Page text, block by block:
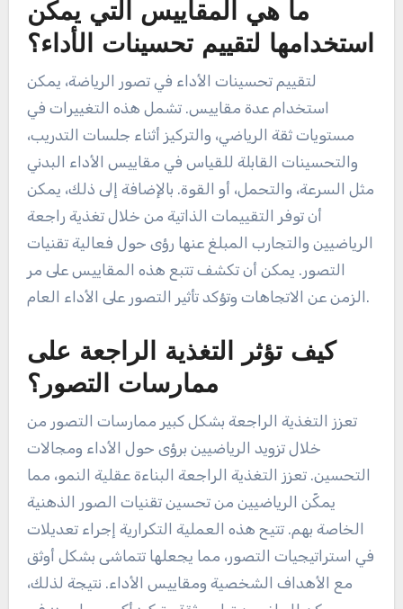
ما هي المقاييس التي يمكن
استخدامها لتقييم تحسينات الأداء؟
لتقييم تحسينات الأداء في تصور الرياضة، يمكن
استخدام عدة مقاييس. تشمل هذه التغييرات في
مستويات ثقة الرياضي، والتركيز أثناء جلسات التدريب،
والتحسينات القابلة للقياس في مقاييس الأداء البدني
مثل السرعة، والتحمل، أو القوة. بالإضافة إلى ذلك، يمكن
أن توفر التقييمات الذاتية من خلال تغذية راجعة
الرياضيين والتجارب المبلغ عنها رؤى حول فعالية تقنيات
التصور. يمكن أن تكشف تتبع هذه المقاييس على مر
الزمن عن الاتجاهات وتؤكد تأثير التصور على الأداء العام.
كيف تؤثر التغذية الراجعة على
ممارسات التصور؟
تعزز التغذية الراجعة بشكل كبير ممارسات التصور من
خلال تزويد الرياضيين برؤى حول الأداء ومجالات
التحسين. تعزز التغذية الراجعة البناءة عقلية النمو، مما
يمكّن الرياضيين من تحسين تقنيات الصور الذهنية
الخاصة بهم. تتيح هذه العملية التكرارية إجراء تعديلات
في استراتيجيات التصور، مما يجعلها تتماشى بشكل أوثق
مع الأهداف الشخصية ومقاييس الأداء. نتيجة لذلك،